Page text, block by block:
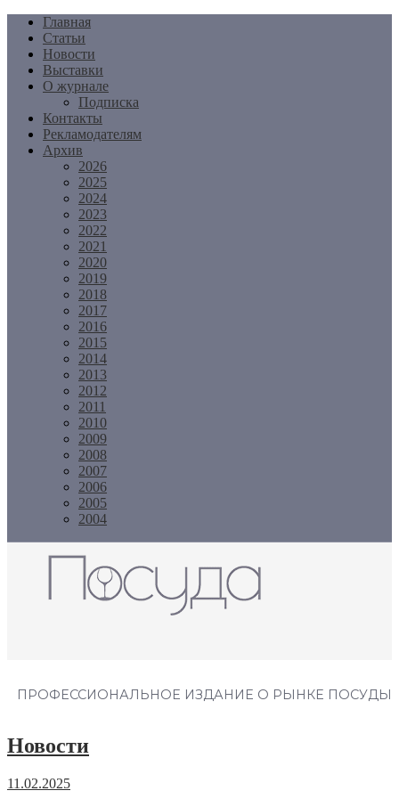
Перейти
содержимому
Главная
Статьи
Новости
Выставки
О журнале
Подписка
Контакты
Рекламодателям
Архив
2026
2025
2024
2023
2022
2021
2020
2019
2018
2017
2016
2015
2014
2013
2012
2011
2010
2009
2008
2007
2006
2005
2004
ПРОФЕССИОНАЛЬНОЕ ИЗДАНИЕ О РЫНКЕ ПОСУДЫ
Новости
11.02.2025